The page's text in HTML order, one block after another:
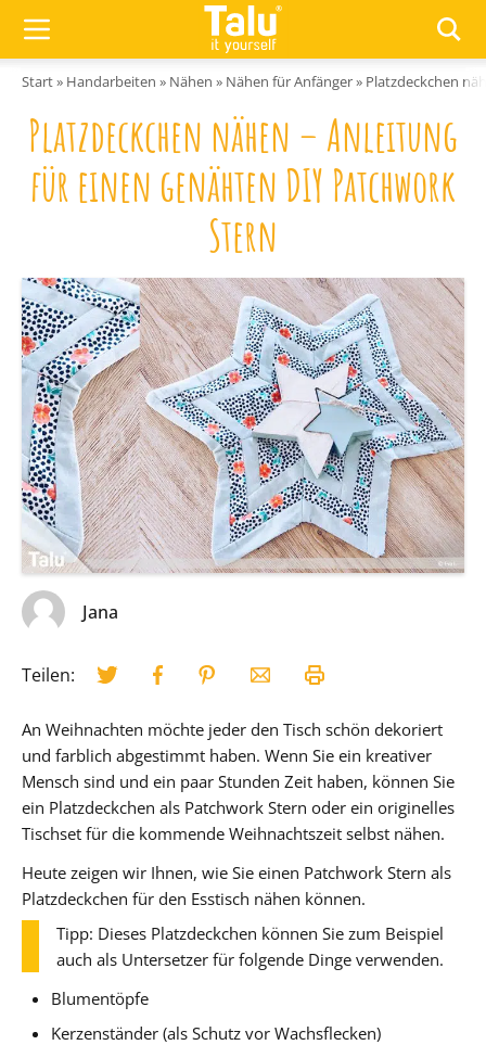
Start» Handarbeiten » Nähen » Nähen für Anfänger» Platzdeckchen
Platzdeckchen nähen – Anleitung
für einen genähten DIY Patchwork
Stern
Jana
Teilen:
An Weihnachten möchte jeder den Tisch schön dekoriert
und farblich abgestimmt haben. Wenn Sie ein kreativer
Mensch sind und ein paar Stunden Zeit haben, können Sie
ein Platzdeckchen als Patchwork Stern oder ein originelles
Tischset für die kommende Weihnachtszeit selbst nähen.
Heute zeigen wir Ihnen, wie Sie einen Patchwork Stern als
Platzdeckchen für den Esstisch nähen können.
Tipp: Dieses Platzdeckchen können Sie zum Beispiel
auch als Untersetzer für folgende Dinge verwenden.
Blumentöpfe
Kerzenständer (als Schutz vor Wachsflecken)